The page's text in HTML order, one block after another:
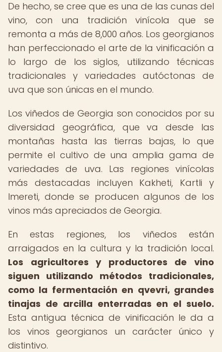
De hecho, se cree que es una de las cunas del
vino, con una tradición vinícola que se
remonta a más de 8,000 años. Los georgianos
han perfeccionado el arte de la vinificación a
lo largo de los siglos, utilizando técnicas
tradicionales y variedades autóctonas de
uva que son únicas en el mundo.
Los viñedos de Georgia son conocidos por su
diversidad geográfica, que va desde las
montañas hasta las tierras bajas, lo que
permite el cultivo de una amplia gama de
variedades de uva. Las regiones vinícolas
más destacadas incluyen Kakheti, Kartli y
Imereti, donde se producen algunos de los
vinos más apreciados de Georgia.
En estas regiones, los viñedos están
arraigados en la cultura y la tradición local.
Los agricultores y productores de vino
siguen utilizando métodos tradicionales,
como la fermentación en qvevri, grandes
tinajas de arcilla enterradas en el suelo.
Esta antigua técnica de vinificación le da a
los vinos georgianos un carácter único y
distintivo.